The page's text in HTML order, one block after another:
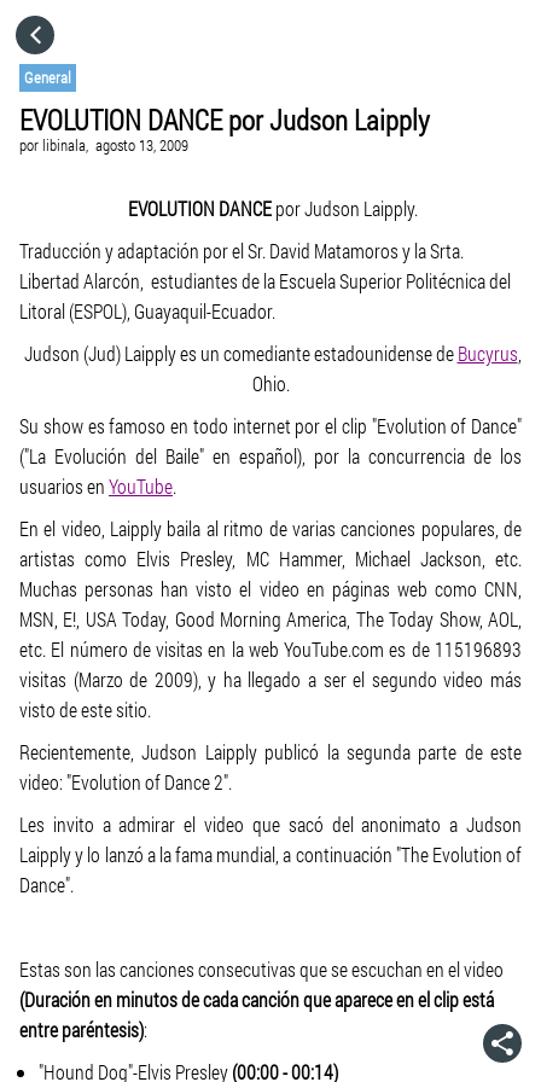
General
EVOLUTION DANCE por Judson Laipply
por libinala, agosto 13, 2009
EVOLUTION DANCEpor Judson Laipply.
Traducción y adaptación por el Sr. David Matamoros y la Srta.
Libertad Alarcón, estudiantes de la Escuela Superior Politécnica del
Litoral (ESPOL), Guayaquil-Ecuador.
Judson (Jud) Laipply es un comediante estadounidense deBucyrus
Ohio.
Su show es famoso en todo internet por el clip "Evolution of Dance"
("La Evolución del Baile" en español), por la concurrencia de los
usuarios enYouTube.
En el video, Laipply baila al ritmo de varias canciones populares, de
artistas como Elvis Presley, MC Hammer, Michael Jackson, etc.
Muchas personas han visto el video en páginas web como CNN,
MSN, E!, USA Today, Good Morning America, The Today Show, AOL,
etc. El número de visitas en la web YouTube.com es de 115196893
visitas (Marzo de 2009), y ha llegado a ser el segundo video más
visto de este sitio.
Recientemente, Judson Laipply publicó la segunda parte de este
video: "Evolution of Dance 2".
Les invito a admirar el video que sacó del anonimato a Judson
Laipply y lo lanzó a la fama mundial, a continuación "The Evolution of
Dance".
Estas son las canciones consecutivas que se escuchan en el video
(Duración en minutos de cada canción que aparece en el clip está
entre paréntesis):
"Hound Dog"-Elvis Presley(00:00 - 00:14)
CATEGORÍAS
IR A
VISITA EL SITIO WEB